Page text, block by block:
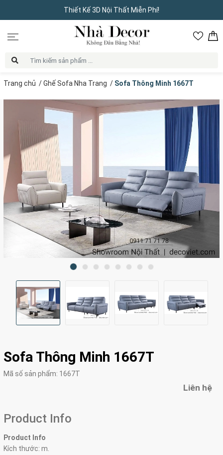
Thiết Kế 3D Nội Thất Miễn Phí!
Trang chủ /Ghế Sofa Nha Trang / Sofa Thông Minh 1667T
Sofa Thông Minh 1667T
Mã số sản phẩm: 1667T
Liên hệ
Product Info
Product Info
Kích thước: m.